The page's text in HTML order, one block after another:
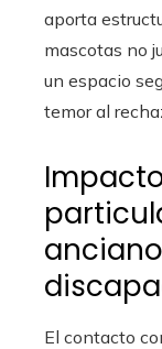
aporta
mascotas no
un espacio
temor al
El contacto